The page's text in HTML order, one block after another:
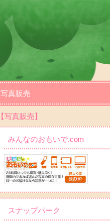
写真販売
【写真販売】
みんなのおもいで.com
スナップパーク